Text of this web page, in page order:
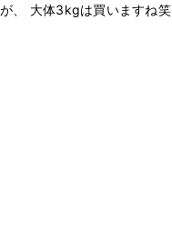
が、 大体3kgは買いますね笑